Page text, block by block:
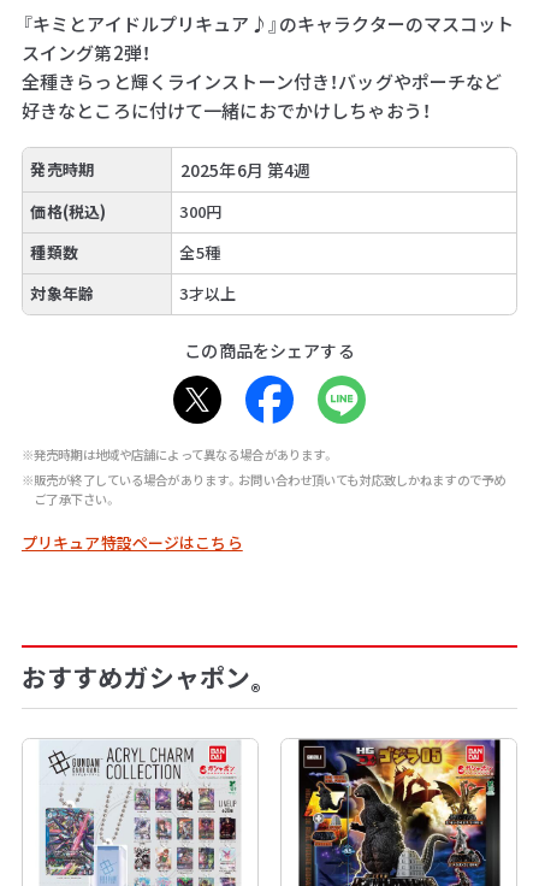
『キミとアイドルプリキュア♪』のキャラクターのマスコット
スイング第2弾！
全種きらっと輝くラインストーン付き！バッグやポーチなど
好きなところに付けて一緒におでかけしちゃおう！
発売時期 2025年6月 第4週
価格(税込)
300円
種類数
全5種
対象年齢
3才以上
この商品をシェアする
※発売時期は地域や店舗によって異なる場合があります。
※販売が終了している場合があります。お問い合わせ頂いても対応致しかねますので予め
ご了承下さい。
プリキュア特設ページはこちら
おすすめガシャポン®